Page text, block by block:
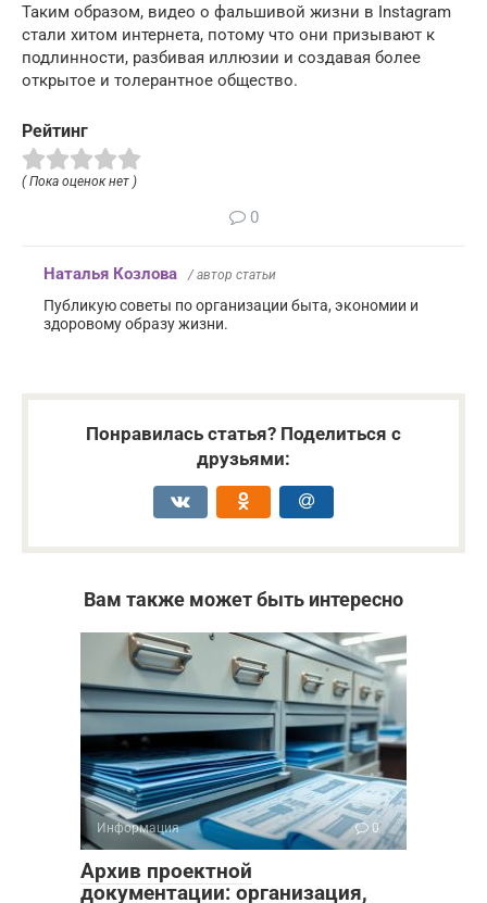
Таким образом, видео о фальшивой жизни в Instagram
стали хитом интернета, потому что они призывают к
подлинности, разбивая иллюзии и создавая более
открытое и толерантное общество.
Рейтинг
( Пока оценок нет )
0
Наталья Козлова / автор статьи
Публикую советы по организации быта, экономии и
здоровому образу жизни.
Понравилась статья? Поделиться с
друзьями:
Вам также может быть интересно
Информация 0
Архив проектной
документации: организация,